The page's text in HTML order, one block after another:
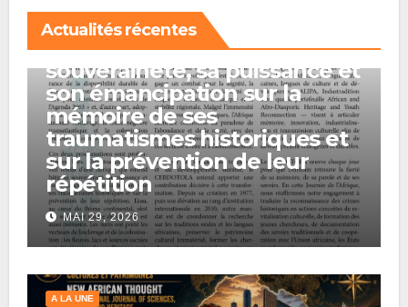
Actualités récentes
A LA UNE
L’Afrique entend bâtir sa
souveraineté, sa puissance et
son émancipation sur la
mémoire de ses
traumatismes historiques et
sur la prévention de leur
répétition
MAI 29, 2026
A LA UNE